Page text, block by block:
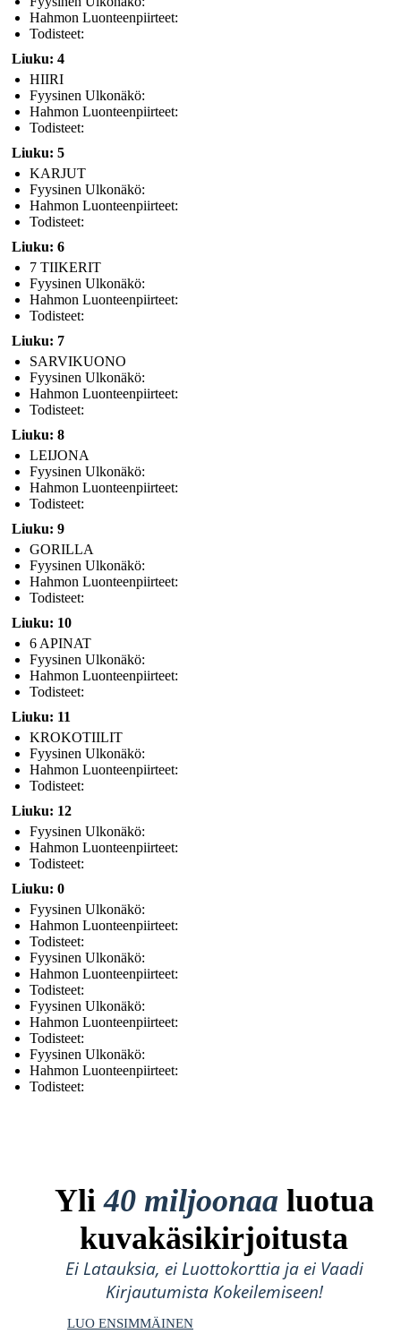
Hahmon Luonteenpiirteet:
Todisteet:
Liuku: 4
HIIRI
Fyysinen Ulkonäkö:
Hahmon Luonteenpiirteet:
Todisteet:
Liuku: 5
KARJUT
Fyysinen Ulkonäkö:
Hahmon Luonteenpiirteet:
Todisteet:
Liuku: 6
7 TIIKERIT
Fyysinen Ulkonäkö:
Hahmon Luonteenpiirteet:
Todisteet:
Liuku: 7
SARVIKUONO
Fyysinen Ulkonäkö:
Hahmon Luonteenpiirteet:
Todisteet:
Liuku: 8
LEIJONA
Fyysinen Ulkonäkö:
Hahmon Luonteenpiirteet:
Todisteet:
Liuku: 9
GORILLA
Fyysinen Ulkonäkö:
Hahmon Luonteenpiirteet:
Todisteet:
Liuku: 10
6 APINAT
Fyysinen Ulkonäkö:
Hahmon Luonteenpiirteet:
Todisteet:
Liuku: 11
KROKOTIILIT
Fyysinen Ulkonäkö:
Hahmon Luonteenpiirteet:
Todisteet:
Liuku: 12
Fyysinen Ulkonäkö:
Hahmon Luonteenpiirteet:
Todisteet:
Liuku: 0
Fyysinen Ulkonäkö:
Hahmon Luonteenpiirteet:
Todisteet:
Fyysinen Ulkonäkö:
Hahmon Luonteenpiirteet:
Todisteet:
Fyysinen Ulkonäkö:
Hahmon Luonteenpiirteet:
Todisteet:
Fyysinen Ulkonäkö:
Hahmon Luonteenpiirteet:
Todisteet:
Yli40 miljoonaa luotua
kuvakäsikirjoitusta
Ei Latauksia, ei Luottokorttia ja ei Vaadi
Kirjautumista Kokeilemiseen!
LUO ENSIMMÄINEN